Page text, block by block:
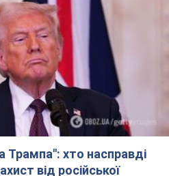
Трампа": хто насправді
від російської